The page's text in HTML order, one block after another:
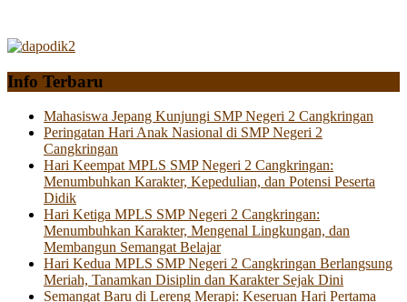
Info Terbaru
Mahasiswa Jepang Kunjungi SMP Negeri 2 Cangkringan
Peringatan Hari Anak Nasional di SMP Negeri 2
Cangkringan
Hari Keempat MPLS SMP Negeri 2 Cangkringan:
Menumbuhkan Karakter, Kepedulian, dan Potensi Peserta
Didik
Hari Ketiga MPLS SMP Negeri 2 Cangkringan:
Menumbuhkan Karakter, Mengenal Lingkungan, dan
Membangun Semangat Belajar
Hari Kedua MPLS SMP Negeri 2 Cangkringan Berlangsung
Meriah, Tanamkan Disiplin dan Karakter Sejak Dini
Semangat Baru di Lereng Merapi: Keseruan Hari Pertama